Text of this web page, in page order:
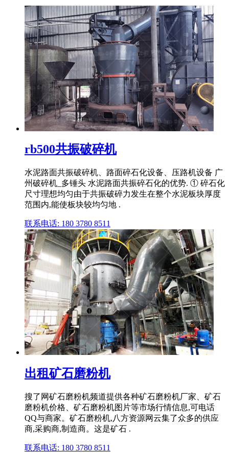
rb500共振破碎机
水泥路面共振破碎机、路面碎石化设备、压路机设备 广
州破碎机_多锤头 水泥路面共振碎石化的优势. ① 碎石化
尺寸理想均匀由于共振破碎力发生在整个水泥板块厚度
范围内,能使板块较均匀地 .
联系电话: 180 3780 8511
出租矿石磨粉机
搜了网矿石磨粉机频道提供各种矿石磨粉机厂家、矿石
磨粉机价格、矿石磨粉机图片等市场行情信息,可电话
QQ与商家。矿石磨粉机,八方资源网云集了众多的供应
商,采购商,制造商。这是矿石 .
联系电话: 180 3780 8511